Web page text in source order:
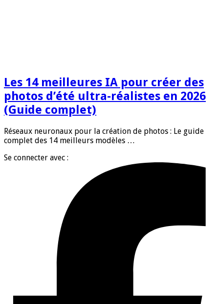
Les 14 meilleures IA pour créer des
photos d’été ultra-réalistes en 2026
(Guide complet)
Réseaux neuronaux pour la création de photos : Le guide
complet des 14 meilleurs modèles …
Se connecter avec :